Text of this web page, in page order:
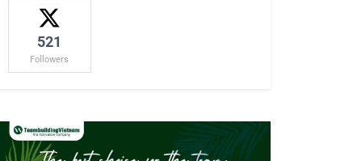
521
Followers